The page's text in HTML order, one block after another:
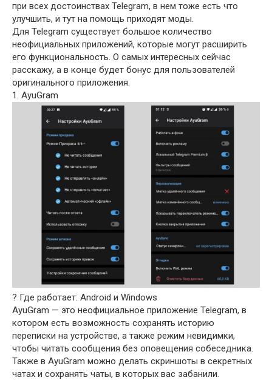
при всех достоинствах Telegram, в нем тоже есть что
улучшить, и тут на помощь приходят моды.
Для Telegram существует большое количество
неофициальных приложений, которые могут расширить
его функциональность. О самых интересных сейчас
расскажу, а в конце будет бонус для пользователей
оригинального приложения.
1. AyuGram
? Где работает: Android и Windows
AyuGram — это неофициальное приложение Telegram, в
котором есть возможность сохранять историю
переписки на устройстве, а также режим невидимки,
чтобы читать сообщения без оповещения собеседника.
Также в AyuGram можно делать скриншоты в секретных
чатах и сохранять чаты, в которых вас забанили.